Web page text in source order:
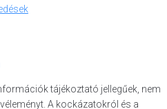
tájékoztató jellegűek, nem
A kockázatokról és a